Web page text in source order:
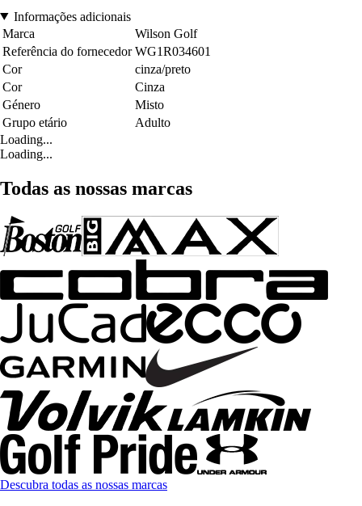
Informações adicionais
Marca
Wilson Golf
Referência do fornecedor WG1R034601
Cor
cinza/preto
Cor
Cinza
Género
Misto
Grupo etário
Adulto
Loading...
Loading...
Todas as nossas marcas
Descubra todas as nossas marcas